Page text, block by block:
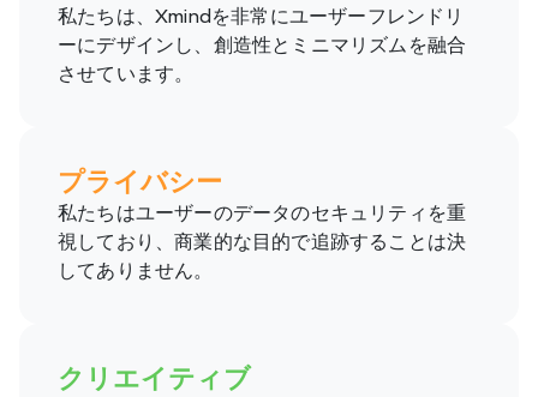
私たちは、Xmindを非常にユーザーフレンドリ
ーにデザインし、創造性とミニマリズムを融合
させています。
プライバシー
私たちはユーザーのデータのセキュリティを重
視しており、商業的な目的で追跡することは決
してありません。
クリエイティブ